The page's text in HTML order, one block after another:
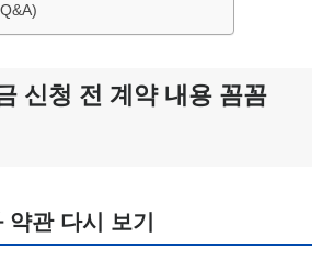
신청 전 계약 내용 꼼꼼
약관 다시 보기